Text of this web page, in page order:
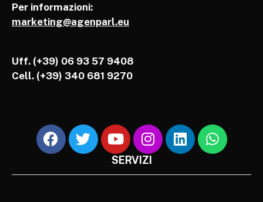
Per informazioni:
marketing@agenparl.eu
Uff. (+39) 06 93 57 9408
Cell. (+39) 340 681 9270
SERVIZI